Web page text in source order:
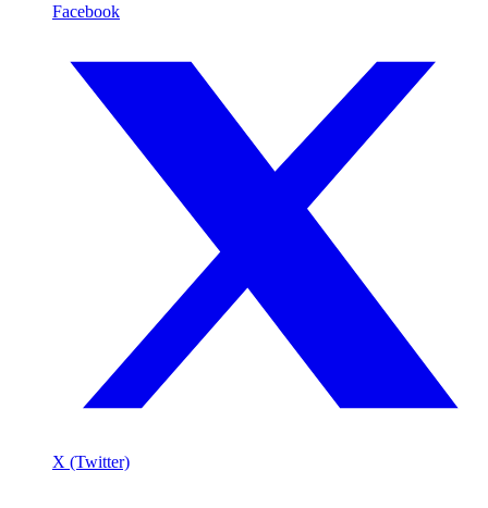
Facebook
X (Twitter)